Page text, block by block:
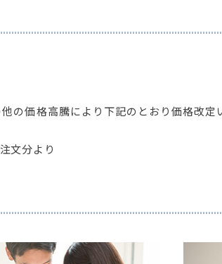
の価格高騰により下記のとおり価格改
文分より